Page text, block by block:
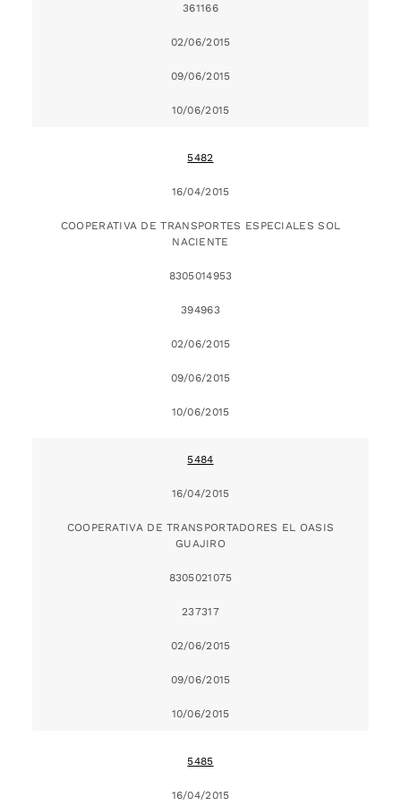
361166
02/06/2015
09/06/2015
10/06/2015
5482
16/04/2015
COOPERATIVA DE TRANSPORTES ESPECIALES SOL
NACIENTE
8305014953
394963
02/06/2015
09/06/2015
10/06/2015
5484
16/04/2015
COOPERATIVA DE TRANSPORTADORES EL OASIS
GUAJIRO
8305021075
237317
02/06/2015
09/06/2015
10/06/2015
5485
16/04/2015